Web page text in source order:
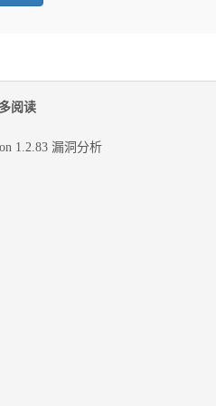
阅读
1.2.83 漏洞分析